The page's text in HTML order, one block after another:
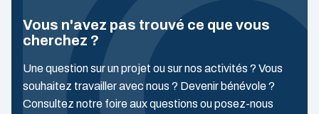
Vous n'avez pas trouvé ce que vous
cherchez ?
Une question sur un projet ou sur nos activités ? Vous
souhaitez travailler avec nous ? Devenir bénévole ?
Consultez notre foire aux questions ou posez-nous